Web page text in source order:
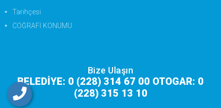
Tarihçesi
COĞRAFİ KONUMU
Bize Ulaşın
BELEDİYE: 0 (228) 314 67 00 OTOGAR: 0
(228) 315 13 10